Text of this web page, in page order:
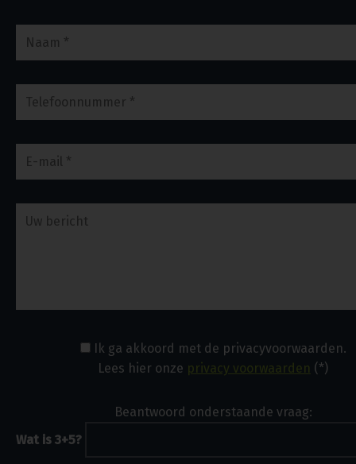
Ik ga akkoord met de privacyvoorwaarden.
Lees hier onze privacy voorwaarden (*)
Beantwoord onderstaande vraag:
Wat is 3+5?